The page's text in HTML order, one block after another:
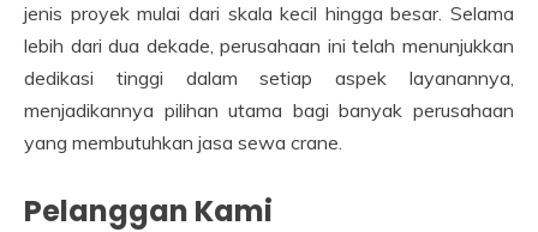
jenis proyek mulai dari skala kecil hingga besar. Selama
lebih dari dua dekade, perusahaan ini telah menunjukkan
dedikasi tinggi dalam setiap aspek layanannya,
menjadikannya pilihan utama bagi banyak perusahaan
yang membutuhkan jasa sewa crane.
Pelanggan Kami